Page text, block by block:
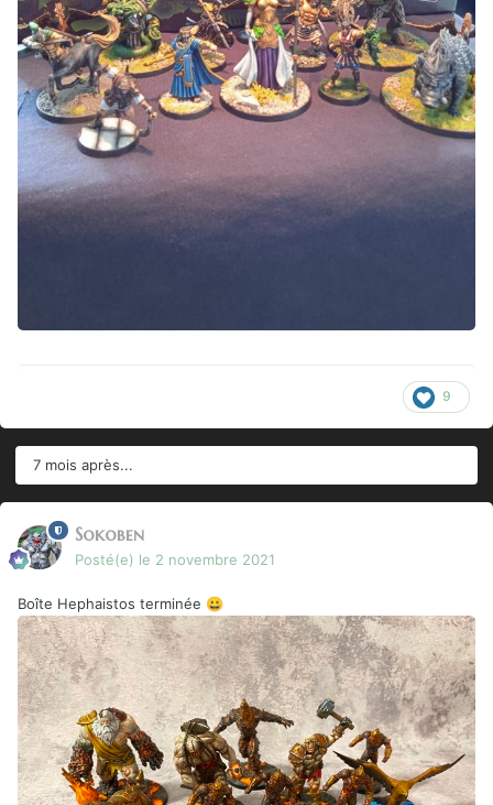
9
7 mois après...
Sokoben
Posté(e) le 2 novembre 2021
Boîte Hephaistos terminée 😀